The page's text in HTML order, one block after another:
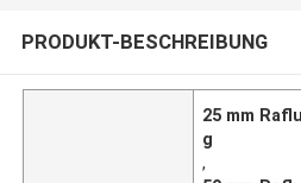
PRODUKT-BESCHREIBUNG
25 mm
g
,